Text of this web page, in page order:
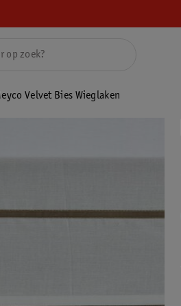
Velvet Bies Wieglaken